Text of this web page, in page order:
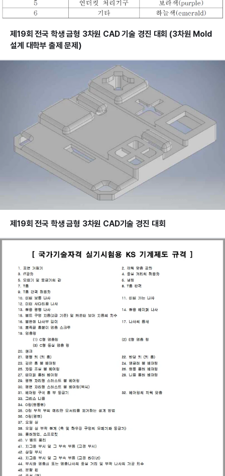
제19회 전국 학생 금형 3차원 CAD 기술 경진 대회 (3차원 Mold
설계 대학부 출제 문제)
제19회 전국 학생 금형 3차원 CAD기술 경진 대회